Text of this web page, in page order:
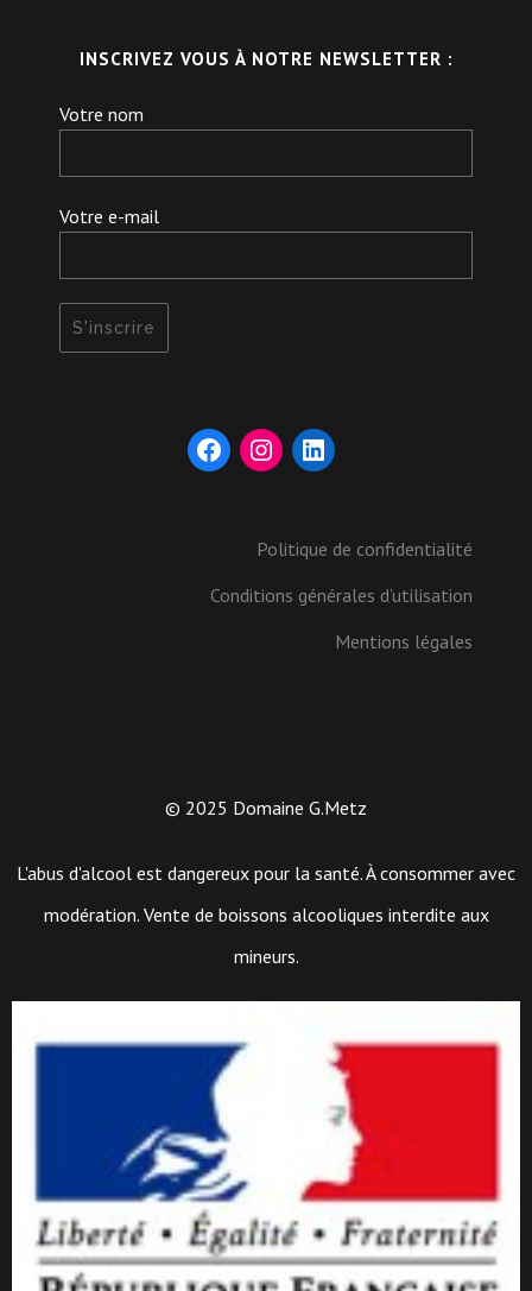
INSCRIVEZ VOUS À NOTRE NEWSLETTER :
Votre nom
Votre e-mail
Politique de confidentialité
Conditions générales d’utilisation
Mentions légales
© 2025 Domaine G.Metz
L'abus d'alcool est dangereux pour la santé. À consommer avec
modération. Vente de boissons alcooliques interdite aux
mineurs.